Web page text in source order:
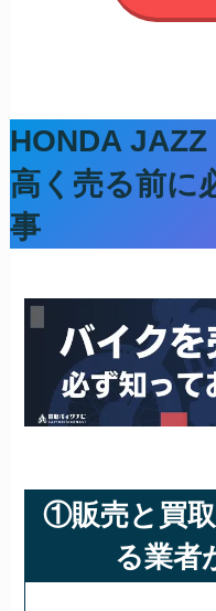
HONDA JAZZ
高く売る前に
事
①販売と買
る業者